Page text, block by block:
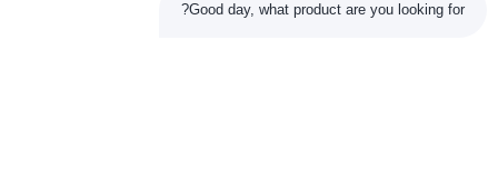
Good day, what product are you looking for?